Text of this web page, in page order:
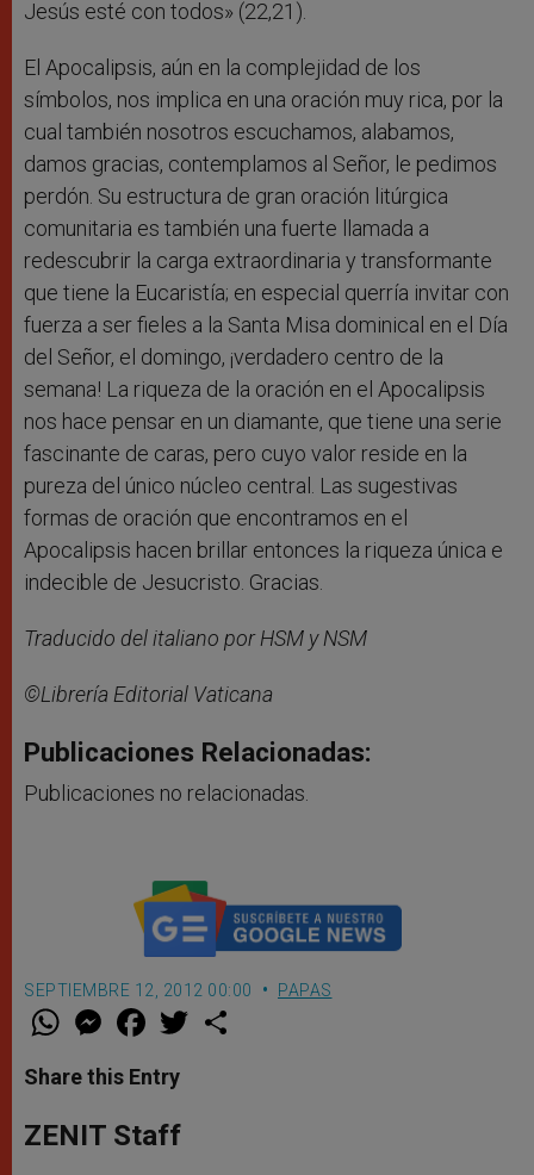
Jesús esté con todos» (22,21).
El Apocalipsis, aún en la complejidad de los
símbolos, nos implica en una oración muy rica, por la
cual también nosotros escuchamos, alabamos,
damos gracias, contemplamos al Señor, le pedimos
perdón. Su estructura de gran oración litúrgica
comunitaria es también una fuerte llamada a
redescubrir la carga extraordinaria y transformante
que tiene la Eucaristía; en especial querría invitar con
fuerza a ser fieles a la Santa Misa dominical en el Día
del Señor, el domingo, ¡verdadero centro de la
semana! La riqueza de la oración en el Apocalipsis
nos hace pensar en un diamante, que tiene una serie
fascinante de caras, pero cuyo valor reside en la
pureza del único núcleo central. Las sugestivas
formas de oración que encontramos en el
Apocalipsis hacen brillar entonces la riqueza única e
indecible de Jesucristo. Gracias.
Traducido del italiano por HSM y NSM
©Librería Editorial Vaticana
Publicaciones Relacionadas:
Publicaciones no relacionadas.
SEPTIEMBRE 12, 2012 00:00 PAPAS
W
t
s
p
p
M
e
s
e
g
e
F
a
e
b
o
k
w
Share this Entry
ZENIT Staff